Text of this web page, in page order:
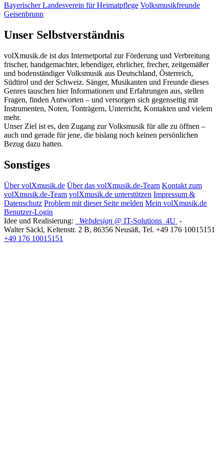
Bayerischer Landesverein für Heimatpflege Volksmusikfreunde
Geisenbrunn
Unser Selbstverständnis
volXmusik.de ist das Internetportal zur Förderung und Verbreitung
frischer, handgemachter, lebendiger, ehrlicher, frecher, zeitgemäßer
und bodenständiger Volksmusik aus Deutschland, Österreich,
Südtirol und der Schweiz. Sänger, Musikanten und Freunde dieses
Genres tauschen hier Informationen und Erfahrungen aus, stellen
Fragen, finden Antworten – und versorgen sich gegenseitig mit
Instrumenten, Noten, Tonträgern, Unterricht, Kontakten und vielem
mehr.
Unser Ziel ist es, den Zugang zur Volksmusik für alle zu öffnen –
auch und gerade für jene, die bislang noch keinen persönlichen
Bezug dazu hatten.
Sonstiges
Über volXmusik.de Über das volXmusik.de-Team Kontakt zum
volXmusik.de-Team volXmusik.de unterstützen Impressum &
Datenschutz Problem mit dieser Seite melden Mein volXmusik.de
Benutzer-Login
Idee und Realisierung:
Webdesign @ IT-Solutions 4U -
Walter Säckl, Keltenstr. 2 B, 86356 Neusäß, Tel. +49 176 10015151
+49 176 10015151